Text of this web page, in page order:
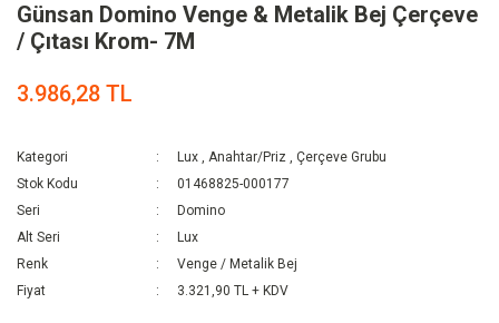
Günsan Domino Venge & Metalik Bej Çerçeve
/ Çıtası Krom- 7M
3.986,28 TL
Kategori Lux ,Anahtar/Priz ,Çerçeve Grubu
Stok Kodu
01468825-000177
Seri
Domino
Alt Seri
Lux
Renk
Venge / Metalik Bej
Fiyat
3.321,90 TL + KDV